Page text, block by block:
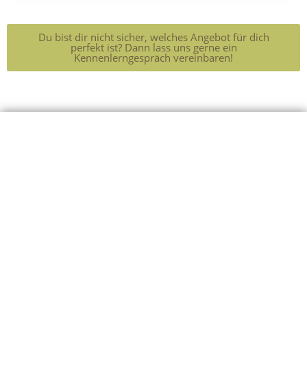
Du bist dir nicht sicher, welches Angebot für dich
perfekt ist? Dann lass uns gerne ein
Kennenlerngespräch vereinbaren!